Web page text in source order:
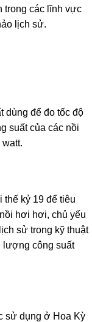
trong các lĩnh vực
lịch sử.
dùng để đo tốc độ
suất của các nồi
kỷ 19 để tiêu
hơi hơi, chủ yếu
sử trong kỹ thuật
lượng công suất
sử dụng ở Hoa Kỳ